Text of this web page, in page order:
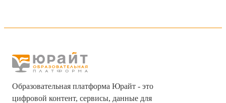
Образовательная платформа Юрайт - это
цифровой контент, сервисы, данные для